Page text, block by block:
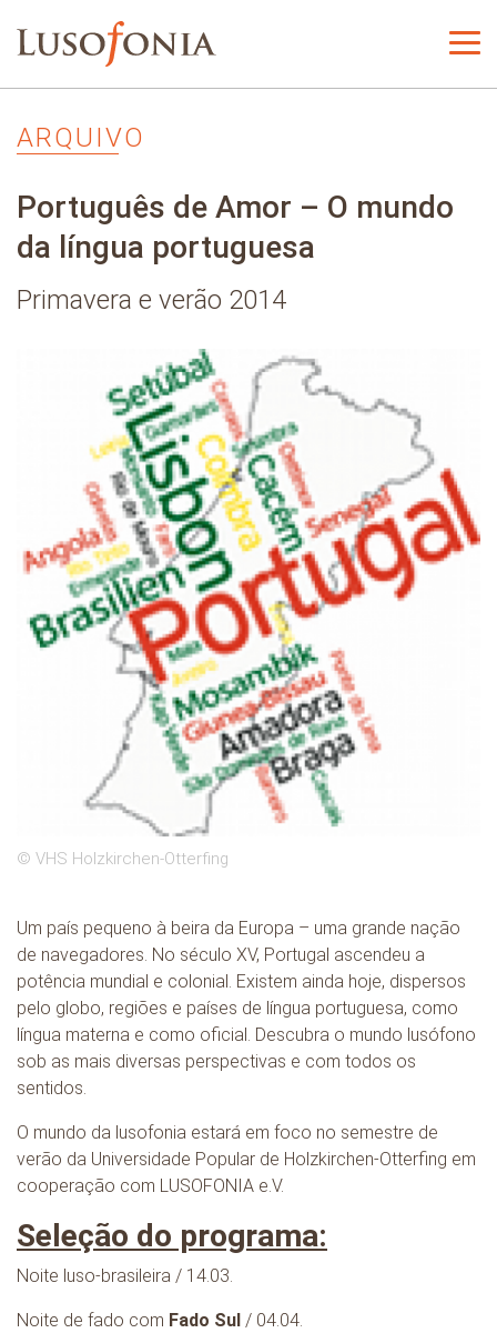
ARQUIVO
Português de Amor – O mundo
da língua portuguesa
Primavera e verão 2014
© VHS Holzkirchen-Otterfing
Um país pequeno à beira da Europa – uma grande nação
de navegadores. No século XV, Portugal ascendeu a
potência mundial e colonial. Existem ainda hoje, dispersos
pelo globo, regiões e países de língua portuguesa, como
língua materna e como oficial. Descubra o mundo lusófono
sob as mais diversas perspectivas e com todos os
sentidos.
O mundo da lusofonia estará em foco no semestre de
verão da Universidade Popular de Holzkirchen-Otterfing em
cooperação com LUSOFONIA e.V.
Seleção do programa:
Noite luso-brasileira / 14.03.
Noite de fado com Fado Sul / 04.04.